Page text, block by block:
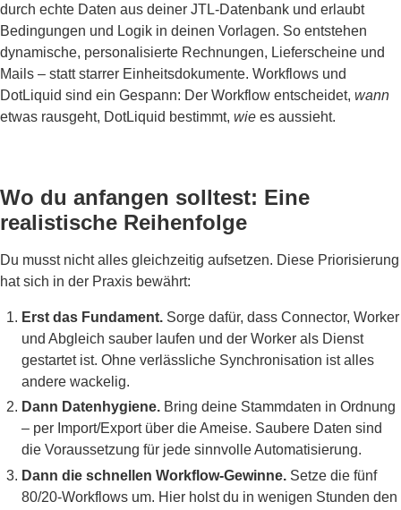
durch echte Daten aus deiner JTL-Datenbank und erlaubt
Bedingungen und Logik in deinen Vorlagen. So entstehen
dynamische, personalisierte Rechnungen, Lieferscheine und
Mails – statt starrer Einheitsdokumente. Workflows und
DotLiquid sind ein Gespann: Der Workflow entscheidet, wann
etwas rausgeht, DotLiquid bestimmt, wie es aussieht.
Wo du anfangen solltest: Eine
realistische Reihenfolge
Du musst nicht alles gleichzeitig aufsetzen. Diese Priorisierung
hat sich in der Praxis bewährt:
Erst das Fundament. Sorge dafür, dass Connector, Worker
und Abgleich sauber laufen und der Worker als Dienst
gestartet ist. Ohne verlässliche Synchronisation ist alles
andere wackelig.
Dann Datenhygiene. Bring deine Stammdaten in Ordnung
– per Import/Export über die Ameise. Saubere Daten sind
die Voraussetzung für jede sinnvolle Automatisierung.
Dann die schnellen Workflow-Gewinne. Setze die fünf
80/20-Workflows um. Hier holst du in wenigen Stunden den